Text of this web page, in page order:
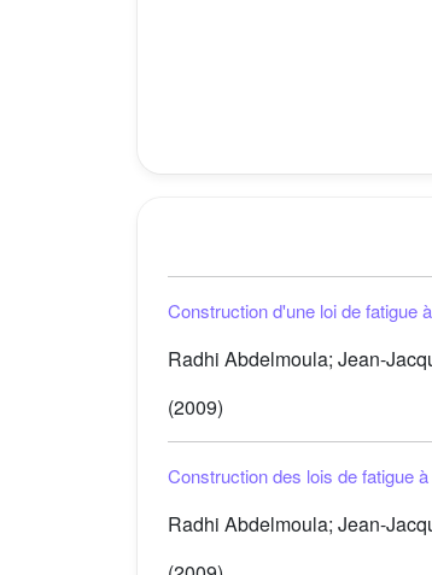
Construction d'une loi de fatigue
Radhi Abdelmoula; Jean-
(2009)
Construction des lois de fatigue
Radhi Abdelmoula; Jean-